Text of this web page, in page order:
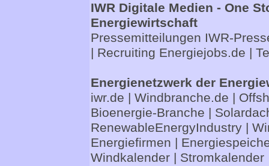
IWR Digitale Medien - One
Energiewirtschaft
Pressemitteilungen IWR-
| Recruiting Energiejobs.de |
Energienetzwerk der
iwr.de | Windbranche.de |
Bioenergie-Branche |
RenewableEnergyIndustry|
Energiefirmen |
Windkalender| Stromkalender